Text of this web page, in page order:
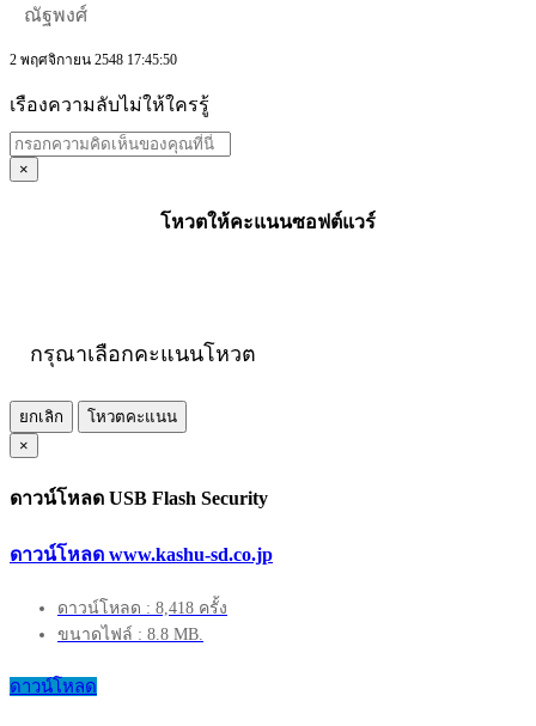
ณัฐพงศ์
2 พฤศจิกายน 2548 17:45:50
เรืองความลับไม่ให้ใครรู้
×
โหวตให้คะแนนซอฟต์แวร์
กรุณาเลือกคะแนนโหวต
ยกเลิก
โหวตคะแนน
×
ดาวน์โหลด USB Flash Security
ดาวน์โหลด www.kashu-sd.co.jp
ดาวน์โหลด : 8,418 ครั้ง
ขนาดไฟล์ : 8.8 MB.
ดาวน์โหลด